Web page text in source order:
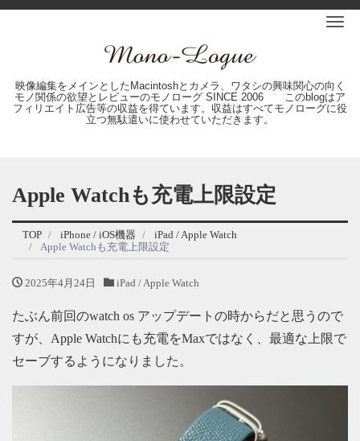
映像編集をメインとしたMacintoshとカメラ、ワタシの興味関心の向く
モノ関係の欲望とレビューのモノローグ SINCE 2006 このblogはア
フィリエイト広告等の収益を得ています。収益はすべてモノローグに役
立つ無駄遣いに使わせていただきます。
Apple Watchも充電上限設定
TOP iPhone / iOS機器
iPad / Apple Watch
Apple Watchも充電上限設定
2025年4月24日 iPad / Apple Watch
たぶん前回のwatch os アップデートの時からだと思うので
すが、Apple Watchにも充電をMaxではなく、最適な上限で
セーブするようになりました。